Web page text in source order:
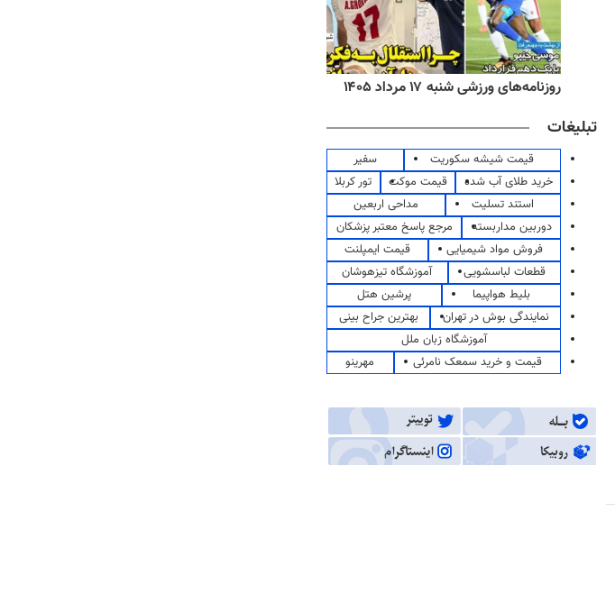
روزنامه‌های ورزشی شنبه ۱۷ مرداد ۱۴۰۵
تبلیغات
قیمت شیشه سکوریت
سفیر
خرید طلای آب شده
قیمت موکت
تور کربلا
استند تسلیت
مداحی اربعین
دوربین مداربسته
مرجع پاسخ معتبر پزشکان
فروش مواد شیمیایی
قیمت ایمپلنت
قطعات لباسشویی
آموزشگاه تیزهوشان
بلیط هواپیما
پرشین هتل
نمایندگی بوش در تهران
بهترین جراح بینی
آموزشگاه زبان ملل
قیمت و خرید سمعک نامرئی
مهرینو